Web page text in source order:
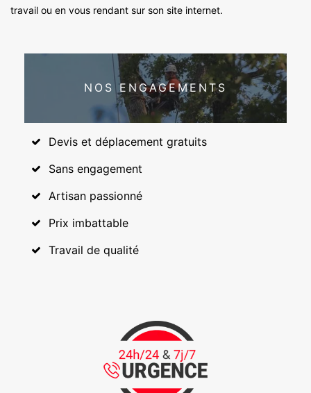
travail ou en vous rendant sur son site internet.
NOS ENGAGEMENTS
Devis et déplacement gratuits
Sans engagement
Artisan passionné
Prix imbattable
Travail de qualité